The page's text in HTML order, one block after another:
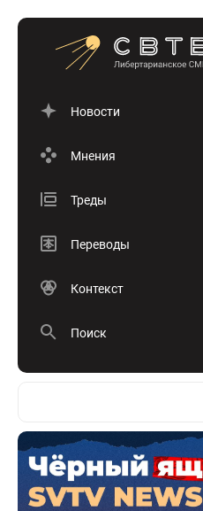
Новости
Мнения
Треды
Переводы
Контекст
Поиск